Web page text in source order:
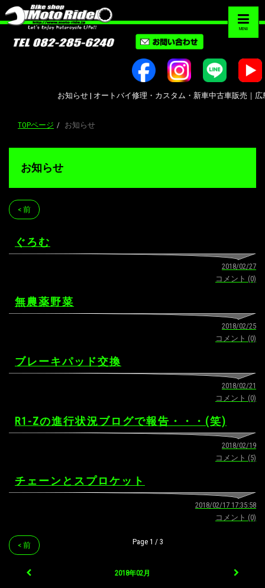
MENU
お知らせ | オートバイ修理・カスタム・新車中古車販売｜広
TOPページ お知らせ
お知らせ
< 前
ぐろむ
2018/02/27
コメント (0)
無農薬野菜
2018/02/25
コメント (0)
ブレーキパッド交換
2018/02/21
コメント (0)
R1-Zの進行状況ブログで報告・・・(笑)
2018/02/19
コメント (5)
チェーンとスプロケット
2018/02/17 17:35:58
コメント (0)
< 前 Page 1 / 3
2018年02月